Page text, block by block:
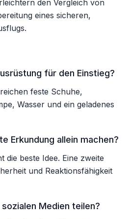
den Vergleich von
eines sicheren,
für den Einstieg?
feste Schuhe,
Wasser und ein geladenes
Erkundung allein machen?
die beste Idee. Eine zweite
und Reaktionsfähigkeit
Medien teilen?